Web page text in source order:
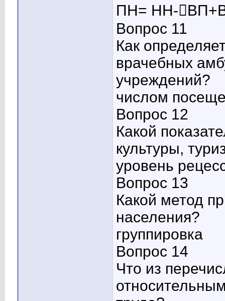
ПН= НН-
Вопрос 11
Как
врачебных
учреждений?
числом
Вопрос 12
Какой
культуры,
уровень
Вопрос 13
Какой метод
населения?
группировка
Вопрос 14
Что из